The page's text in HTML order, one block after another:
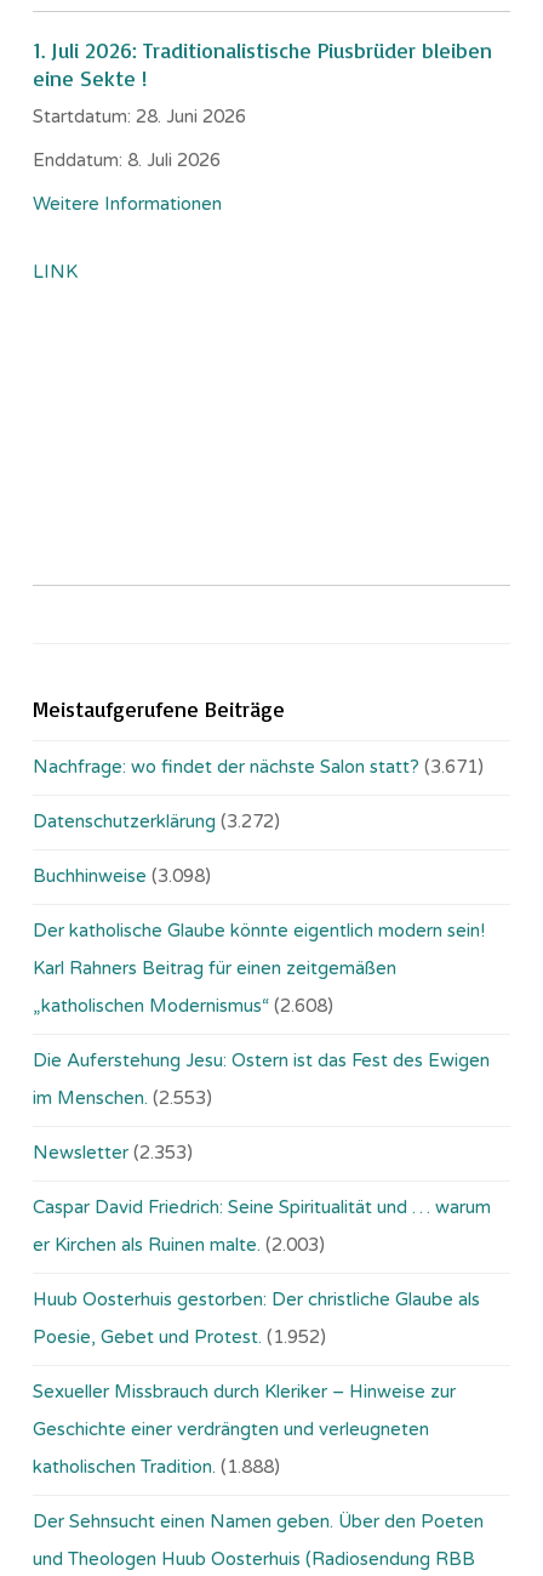
1. Juli 2026: Traditionalistische Piusbrüder bleiben
eine Sekte !
Startdatum: 28. Juni 2026
Enddatum: 8. Juli 2026
Weitere Informationen
LINK
Meistaufgerufene Beiträge
Nachfrage: wo findet der nächste Salon statt? (3.671)
Datenschutzerklärung (3.272)
Buchhinweise (3.098)
Der katholische Glaube könnte eigentlich modern sein!
Karl Rahners Beitrag für einen zeitgemäßen
„katholischen Modernismus“ (2.608)
Die Auferstehung Jesu: Ostern ist das Fest des Ewigen
im Menschen. (2.553)
Newsletter (2.353)
Caspar David Friedrich: Seine Spiritualität und … warum
er Kirchen als Ruinen malte. (2.003)
Huub Oosterhuis gestorben: Der christliche Glaube als
Poesie, Gebet und Protest. (1.952)
Sexueller Missbrauch durch Kleriker – Hinweise zur
Geschichte einer verdrängten und verleugneten
katholischen Tradition. (1.888)
Der Sehnsucht einen Namen geben. Über den Poeten
und Theologen Huub Oosterhuis (Ra­dio­sen­dung RBB